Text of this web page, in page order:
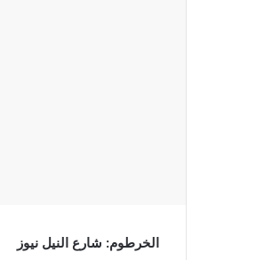
الخرطوم: شارع النيل نيوز